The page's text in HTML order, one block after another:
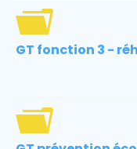
GT fonction 3 -